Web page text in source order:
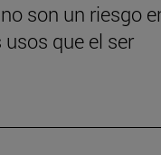
son un riesgo
que el ser